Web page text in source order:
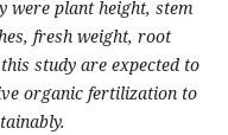
were plant height, stem
fresh weight, root
study are expected to
organic fertilization to